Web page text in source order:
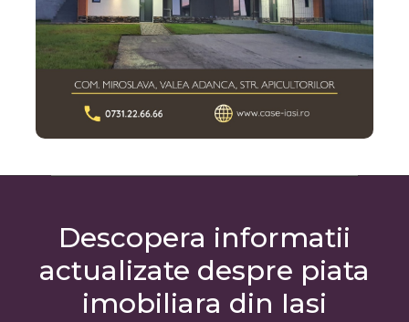
Descopera informatii
actualizate despre piata
imobiliara din Iasi